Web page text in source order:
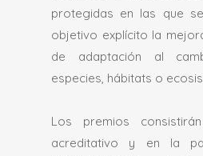
protegidas en las que
objetivo explícito la
de adaptación al
especies, hábitats o
Los premios
acreditativo y en la